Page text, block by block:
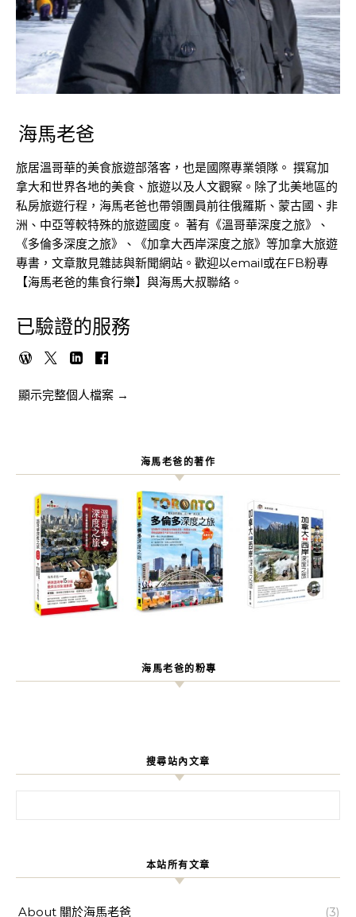
海馬老爸
旅居溫哥華的美食旅遊部落客，也是國際專業領隊。 撰寫加
拿大和世界各地的美食、旅遊以及人文觀察。除了北美地區的
私房旅遊行程，海馬老爸也帶領團員前往俄羅斯、蒙古國、非
洲、中亞等較特殊的旅遊國度。 著有《溫哥華深度之旅》、
《多倫多深度之旅》、《加拿大西岸深度之旅》等加拿大旅遊
專書，文章散見雜誌與新聞網站。歡迎以email或在FB粉專
【海馬老爸的集食行樂】與海馬大叔聯絡。
已驗證的服務
顯示完整個人檔案 →
海馬老爸的著作
海馬老爸的粉專
搜尋站內文章
本站所有文章
About 關於海馬老爸 (3)